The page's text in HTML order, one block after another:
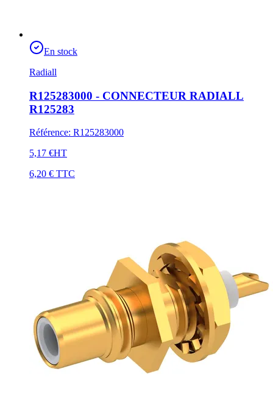
En stock
Radiall
R125283000 - CONNECTEUR RADIALL
R125283
Référence: R125283000
5,17 €HT
6,20 € TTC